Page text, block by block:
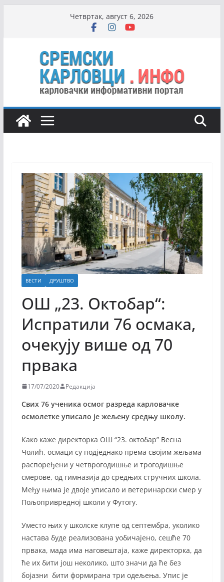
Четвртак, август 6, 2026
ВЕСТИ ДРУШТВО
ОШ „23. Октобар“:
Испратили 76 осмака,
очекују више од 70
првака
17/07/2020 Редакција
Свих 76 ученика осмог разреда карловачке
осмолетке уписало је жељену средњу школу.
Како каже директорка ОШ “23. октобар” Весна
Чолић, осмаци су подједнако према својим жељама
распоређени у четврогодишње и трогодишње
смерове, од гимназија до средњих стручних школа.
Међу њима је двоје уписало и ветеринарски смер у
Пољопривредној школи у Футогу.
Уместо њих у школске клупе од септембра, уколико
настава буде реализована уобичајено, сешће 70
првака, мада има наговештаја, каже директорка, да
ће их бити још неколико, што значи да ће без
бојазни бити формирана три одељења. Упис је